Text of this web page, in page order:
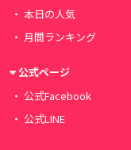
本日の人気
月間ランキング
公式ページ
公式Facebook
公式LINE